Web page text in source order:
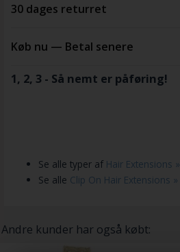
30 dages returret
Køb nu — Betal senere
1, 2, 3 - Så nemt er påføring!
Se alle typer af Hair Extensions »
Se alle Clip On Hair Extensions »
Andre kunder har også købt: